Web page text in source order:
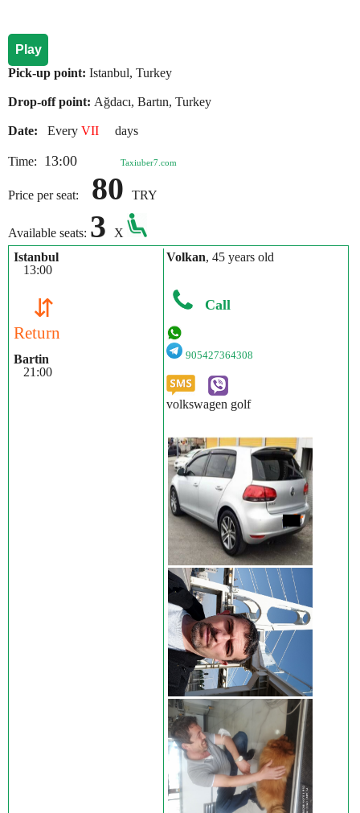
Play
Pick-up point: Istanbul, Turkey
Drop-off point: Ağdacı, Bartın, Turkey
Date: Every VII days
Time: 13:00 Taxiuber7.com
Price per seat: 80 TRY
Available seats: 3
X
Istanbul
13:00
⇵
Return
Bartin
21:00
Volkan, 45 years old
Call
905427364308
volkswagen golf